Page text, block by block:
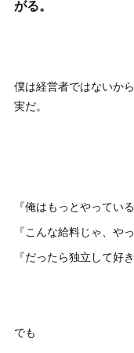
がる。
僕は経営者ではないか
実だ。
『俺はもっとやってい
『こんな給料じゃ、や
『だったら独立して好
でも